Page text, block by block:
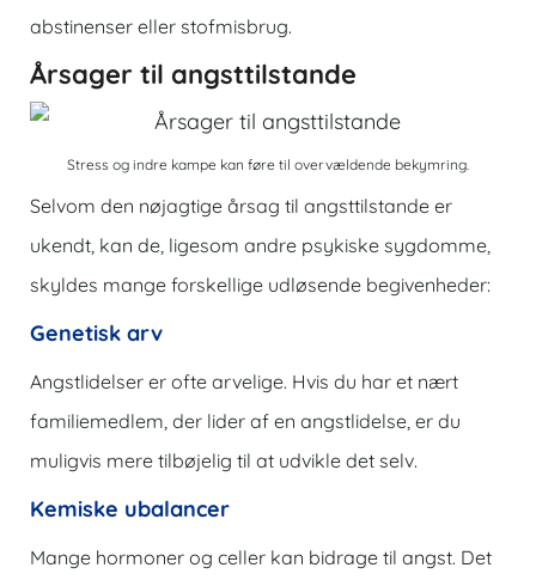
abstinenser eller stofmisbrug.
Årsager til angsttilstande
Stress og indre kampe kan føre til overvældende bekymring.
Selvom den nøjagtige årsag til angsttilstande er
ukendt, kan de, ligesom andre psykiske sygdomme,
skyldes mange forskellige udløsende begivenheder:
Genetisk arv
Angstlidelser er ofte arvelige. Hvis du har et nært
familiemedlem, der lider af en angstlidelse, er du
muligvis mere tilbøjelig til at udvikle det selv.
Kemiske ubalancer
Mange hormoner og celler kan bidrage til angst. Det